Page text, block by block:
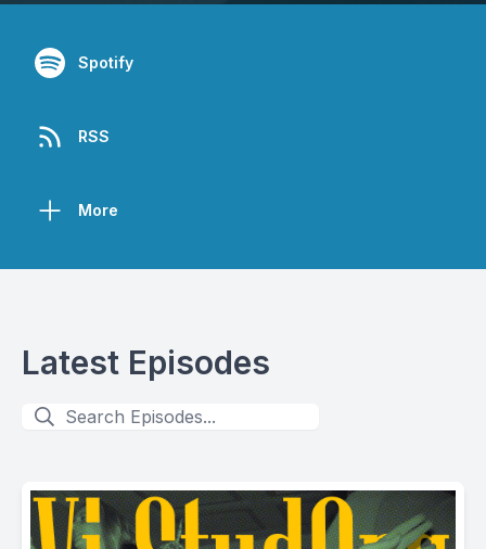
Spotify
RSS
More
Latest Episodes